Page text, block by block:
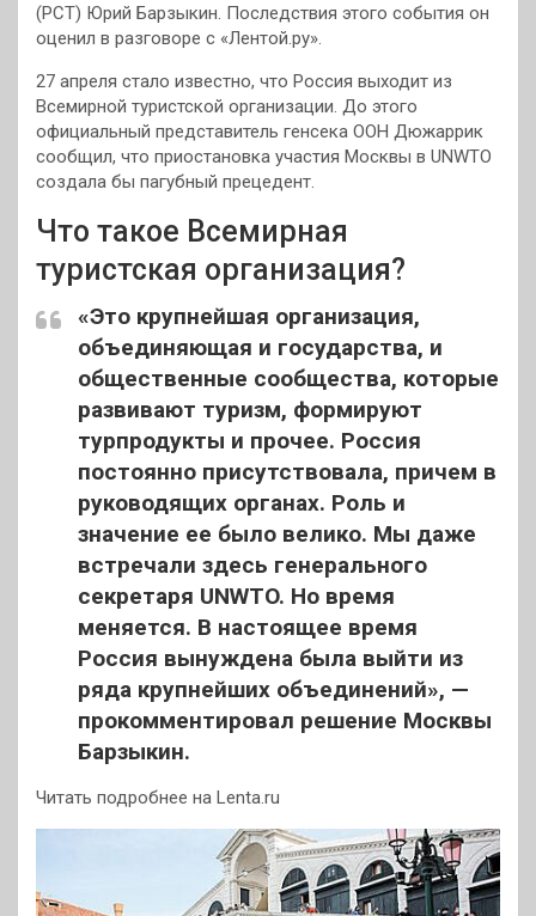
(РСТ) Юрий Барзыкин. Последствия этого события он
оценил в разговоре с «Лентой.ру».
27 апреля стало известно, что Россия выходит из
Всемирной туристской организации. До этого
официальный представитель генсека ООН Дюжаррик
сообщил, что приостановка участия Москвы в UNWTO
создала бы пагубный прецедент.
Что такое Всемирная
туристская организация?
«Это крупнейшая организация,
объединяющая и государства, и
общественные сообщества, которые
развивают туризм, формируют
турпродукты и прочее. Россия
постоянно присутствовала, причем в
руководящих органах. Роль и
значение ее было велико. Мы даже
встречали здесь генерального
секретаря UNWTO. Но время
меняется. В настоящее время
Россия вынуждена была выйти из
ряда крупнейших объединений», —
прокомментировал решение Москвы
Барзыкин.
Читать подробнее на Lenta.ru